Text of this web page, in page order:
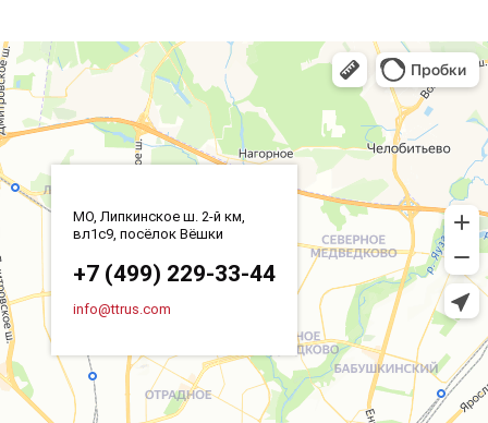
МО, Липкинское ш. 2-й км,
вл1с9, посёлок Вёшки
+7 (499) 229-33-44
info@ttrus.com